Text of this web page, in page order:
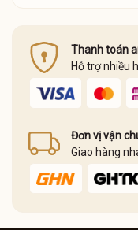
Thanh toán
Hỗ trợ nhiều
Đơn vị vận
Giao hàng